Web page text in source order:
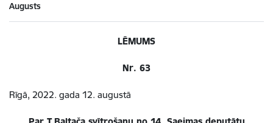
Augusts
LĒMUMS
Nr. 63
Rīgā, 2022. gada 12. augustā